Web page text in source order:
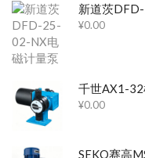
新道茨
¥0.00
千世AX1-
¥0.00